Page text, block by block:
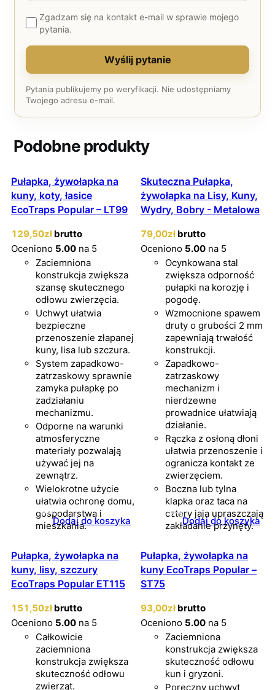
Zgadzam się na kontakt e-mail w sprawie mojego
pytania.
Wyślij pytanie
Pytania publikujemy po weryfikacji. Nie udostępniamy
Twojego adresu e-mail.
Podobne produkty
Pułapka, żywołapka na
kuny, koty, łasice
EcoTraps Popular – LT99
129,50zł brutto
Oceniono 5.00 na 5
Zaciemniona
konstrukcja zwiększa
szansę skutecznego
odłowu zwierzęcia.
Uchwyt ułatwia
bezpieczne
przenoszenie złapanej
kuny, lisa lub szczura.
System zapadkowo-
zatrzaskowy sprawnie
zamyka pułapkę po
zadziałaniu
mechanizmu.
Odporne na warunki
atmosferyczne
materiały pozwalają
używać jej na
zewnątrz.
Wielokrotne użycie
ułatwia ochronę domu,
gospodarstwa i
mieszkania.
Dodaj do koszyka
Skuteczna Pułapka,
żywołapka na Lisy, Kuny,
Wydry, Bobry - Metalowa
79,00zł brutto
Oceniono 5.00 na 5
Ocynkowana stal
zwiększa odporność
pułapki na korozję i
pogodę.
Wzmocnione spawem
druty o grubości 2 mm
zapewniają trwałość
konstrukcji.
Zapadkowo-
zatrzaskowy
mechanizm i
nierdzewne
prowadnice ułatwiają
działanie.
Rączka z osłoną dłoni
ułatwia przenoszenie i
ogranicza kontakt ze
zwierzęciem.
Boczna lub tylna
klapka oraz taca na
cztery jaja upraszczają
zakładanie przynęty.
Dodaj do koszyka
Pułapka, żywołapka na
kuny, lisy, szczury
EcoTraps Popular ET115
151,50zł brutto
Oceniono 5.00 na 5
Całkowicie
zaciemniona
konstrukcja zwiększa
skuteczność odłowu
zwierząt.
Pułapka, żywołapka na
kuny EcoTraps Popular –
ST75
93,00zł brutto
Oceniono 5.00 na 5
Zaciemniona
konstrukcja zwiększa
skuteczność odłowu
kun i gryzoni.
Poręczny uchwyt